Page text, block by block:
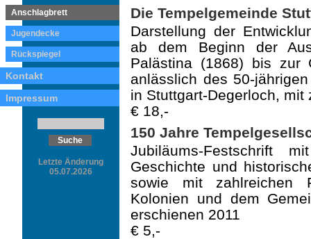
Anschlagbrett
Jugendecke
Rückspiegel
Kontakt
Impressum
Letzte Änderung
05.07.2026
Die Tempelgemeinde
Darstellung der
ab dem Beginn der
Palästina (1868) bis zur
anlässlich des 50-
in Stuttgart-Degerloch,
€ 18,-
150 Jahre
Jubiläums-Festschrift
Geschichte und
sowie mit zahlreichen
Kolonien und dem
erschienen 2011
€ 5,-